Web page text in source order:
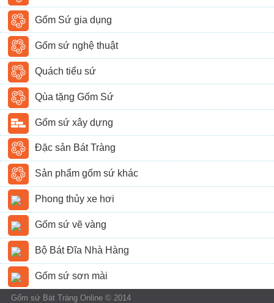
Gốm Sứ gia dụng
Gốm sứ nghệ thuật
Quách tiểu sứ
Qùa tặng Gốm Sứ
Gốm sứ xây dựng
Đặc sản Bát Tràng
Sản phẩm gốm sứ khác
Phong thủy xe hơi
Gốm sứ vẽ vàng
Bộ Bát Đĩa Nhà Hàng
Gốm sứ sơn mài
Gốm sứ Bát Tràng Online © 2014